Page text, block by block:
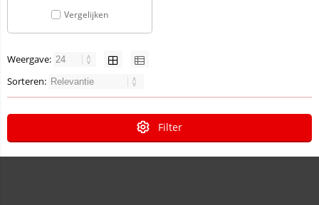
Vergelijken
Weergave:
Sorteren:
Filter